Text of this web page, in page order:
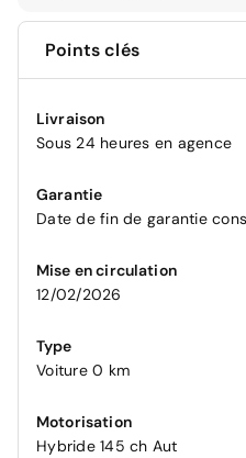
Points clés
Livraison
Sous 24 heures en agence
Garantie
Date de fin de garantie
Mise en circulation
12/02/2026
Type
Voiture 0 km
Motorisation
Hybride 145 ch Aut